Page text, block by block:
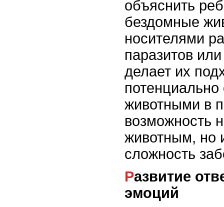
объяснить
бездомные
носителями
паразитов
делает их
животными в
возможность
животным, но
сложность
Развитие ответственности и
эмоций